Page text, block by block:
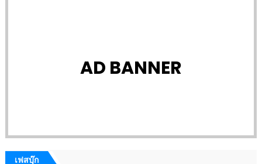
AD BANNER
เฟสบุ๊ก